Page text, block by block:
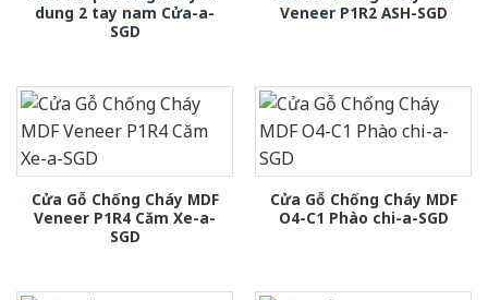
dung 2 tay nam Cửa-a-
SGD
Veneer P1R2 ASH-SGD
Cửa Gỗ Chống Cháy MDF
Veneer P1R4 Căm Xe-a-
SGD
Cửa Gỗ Chống Cháy MDF
O4-C1 Phào chi-a-SGD